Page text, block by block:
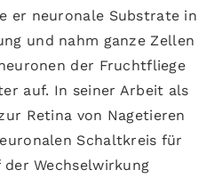
er neuronale Substrate in
und nahm ganze Zellen
der Fruchtfliege
auf. In seiner Arbeit als
Retina von Nagetieren
Schaltkreis für
der Wechselwirkung